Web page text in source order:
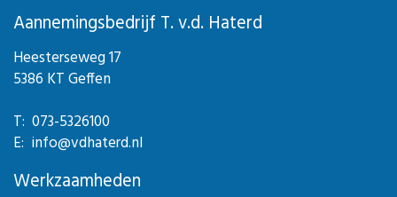
Aannemingsbedrijf T. v.d. Haterd
Heesterseweg 17
5386 KT Geffen
T: 073-5326100
E: info@vdhaterd.nl
Werkzaamheden